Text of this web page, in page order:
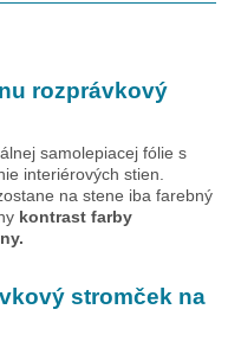
rozprávkový
samolepiacej fólie s
interiérových stien.
na stene iba farebný
kontrast farby
stromček na